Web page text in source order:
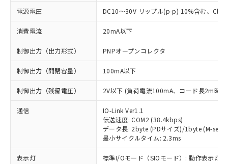
電源電圧 DC10～30V リップル(p-p) 10%含む、
消費電流 20mA以下
制御出力（出力形式） PNPオープンコレクタ
制御出力（開閉容量） 100mA以下
制御出力（残留電圧） 2V以下 (負荷電流100mA、コード長2m時)
通信
IO-Link Ver1.1
伝送速度: COM2 (38.4kbps)
データ長: 2byte (PDサイズ)/1byte (M-
最小サイクルタイム: 2.3ms
表示灯
標準I/Oモード（SIOモード）: 動作表示灯(